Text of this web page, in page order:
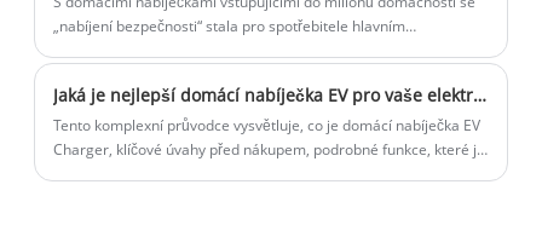
je cena mezi 129 900 a 186 900 juanů.
„nabíjení bezpečnosti“ stala pro spotřebitele hlavním
potenciálních požárních spouštěčů. Kdo tedy může skutečně
zaručit bezpečnost nabíjení domů? To se stalo klíčovou otázkou
na cestě k rozsáhlému přijetí nové energie.
Jaká je nejlepší domácí nabíječka EV pro vaše elektrické vozidlo
Tento komplexní průvodce vysvětluje, co je domácí nabíječka EV
Charger, klíčové úvahy před nákupem, podrobné funkce, které je